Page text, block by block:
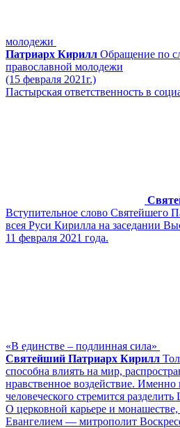
молодежи
Патриарх Кирилл Обращение по
православной молодежи
(15 февраля 2021г.)
Пастырская ответственность в
Вступительное слово Святейшего
всея Руси Кирилла на заседании
11 февраля 2021 года.
«В единстве – подлинная сила»
Святейший Патриарх Кирилл
способна влиять на мир,
нравственное воздействие. Именно
человеческого стремится разделить
О церковной карьере и
Евангелием — митрополит